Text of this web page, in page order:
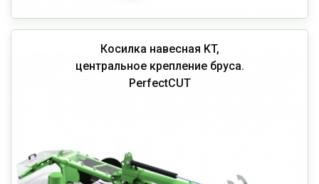
Косилка навесная KT,
центральное крепление бруса.
PerfectCUT